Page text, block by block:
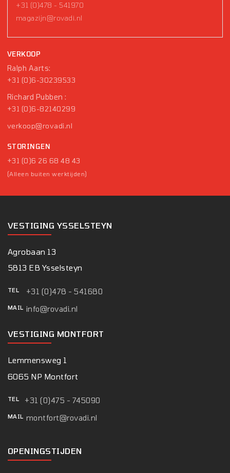
+31 (0)478 - 541970
magazijn@rovadi.nl
VERKOOP
Ralph Aarts:
+31 (0)6-30239533
Richard Pubben :
+31 (0)6-82140299
verkoop@rovadi.nl
STORINGEN
+31 (0)6 26 68 48 43
(Alleen buiten werktijden)
VESTIGING YSSELSTEYN
Agrobaan 13
5813 EB Ysselsteyn
TEL +31 (0)478 - 541680
MAIL info@rovadi.nl
VESTIGING MONTFORT
Lemmensweg 1
6065 NP Montfort
TEL +31 (0)475 - 745090
MAIL montfort@rovadi.nl
OPENINGSTIJDEN